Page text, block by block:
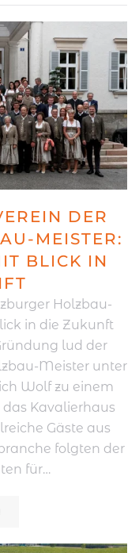
DER
MEISTER:
BLICK IN
Holzbau-
in die Zukunft
lud der
Meister unter
Wolf zu einem
Kavalierhaus
Gäste aus
folgten der
für…